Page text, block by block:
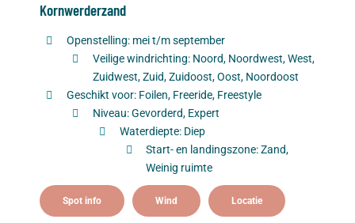
Kornwerderzand
Openstelling: mei t/m september
Veilige windrichting: Noord, Noordwest, West,
Zuidwest, Zuid, Zuidoost, Oost, Noordoost
Geschikt voor: Foilen, Freeride, Freestyle
Niveau: Gevorderd, Expert
Waterdiepte: Diep
Start- en landingszone: Zand,
Weinig ruimte
Spot info Wind Locatie